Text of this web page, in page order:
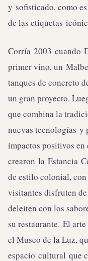
y sofisticado, como
de las etiquetas
Corría 2003 cuando
primer vino, un
tanques de concreto
un gran proyecto.
que combina la
nuevas tecnologías y
impactos positivos en
crearon la Estancia
de estilo colonial,
visitantes disfruten
deleiten con los
su restaurante. El
el Museo de la Luz,
espacio cultural que